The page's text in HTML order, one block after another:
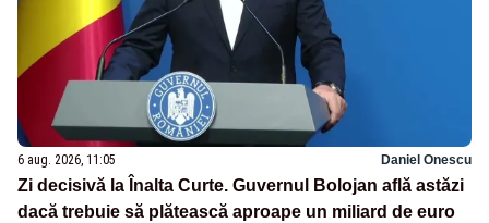
6 aug. 2026, 11:05 Daniel Onescu
Zi decisivă la Înalta Curte. Guvernul Bolojan află astăzi
dacă trebuie să plătească aproape un miliard de euro